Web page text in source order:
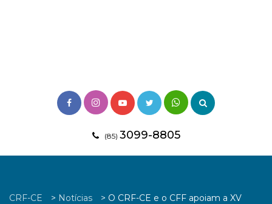
(85) 3099-8805
CRF-CE > Notícias > O CRF-CE e o CFF apoiam a XV